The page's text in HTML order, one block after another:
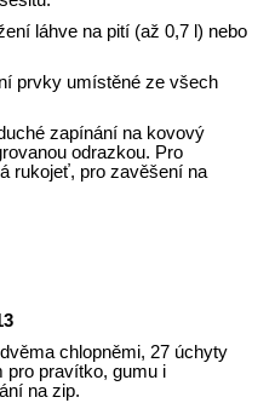
láhve na pití (až 0,7 l) nebo
prvky umístěné ze všech
zapínání na kovový
odrazkou. Pro
rukojeť, pro zavěšení na
chlopněmi, 27 úchyty
pro pravítko, gumu i
na zip.